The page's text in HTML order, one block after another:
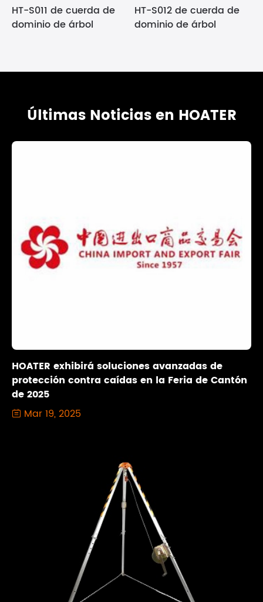
HT-S011 de cuerda de
dominio de árbol
HT-S012 de cuerda de
dominio de árbol
Últimas Noticias en HOATER
HOATER exhibirá soluciones avanzadas de
protección contra caídas en la Feria de Cantón
de 2025
 Mar 19, 2025